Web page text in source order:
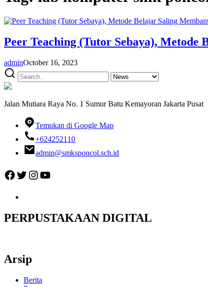
Peer Teaching (Tutor Sebaya), Metode
adminOctober 16, 2023
Jalan Mutiara Raya No. 1 Sumur Batu Kemayoran Jakarta Pusat
Temukan di Google Map
+624252110
admin@smksponcol.sch.id
Facebook
Twitter
Instagram
YouTube
PERPUSTAKAAN DIGITAL
Arsip
Berita